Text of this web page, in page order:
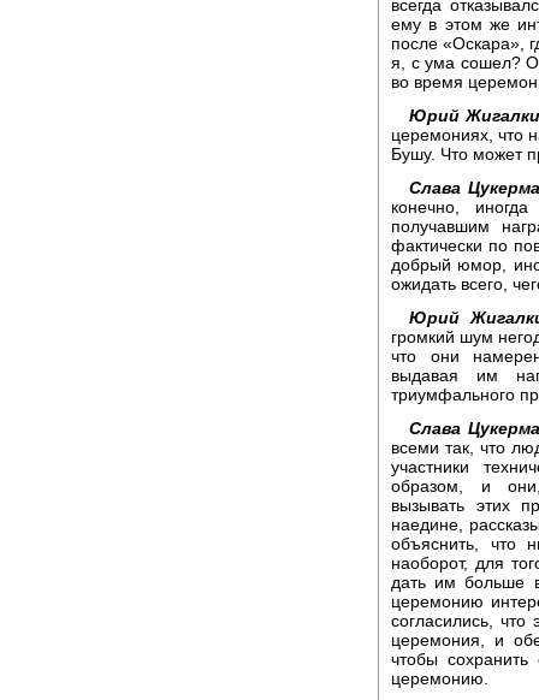
всегда
ему в этом же
после «Оскара»,
я, с ума сошел?
во время
Юрий
церемониях, что
Бушу. Что может
Слава
конечно,
получавшим
фактически по
добрый юмор,
ожидать всего,
Юрий
громкий шум
что они
выдавая им
триумфального
Слава
всеми так, что
участники
образом, и они,
вызывать этих
наедине,
объяснить, что
наоборот, для
дать им больше
церемонию
согласились,
церемония, и
чтобы
церемонию.